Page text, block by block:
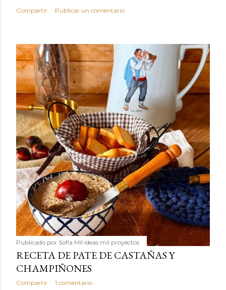
Compartir Publicar un comentario
Publicado por Sofía Mil ideas mil proyectos
RECETA DE PATE DE CASTAÑAS Y
CHAMPIÑONES
Compartir 1 comentario